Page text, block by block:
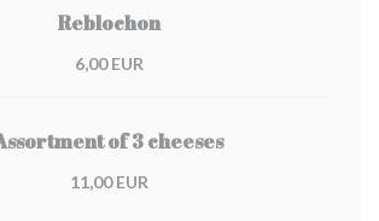
Reblochon
6,00 EUR
of 3 cheeses
11,00 EUR